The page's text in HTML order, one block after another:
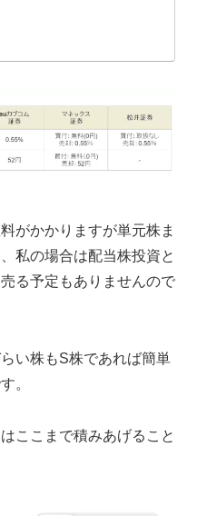
がかかりますが単元株ま
私の場合は配当株投資と
る予定もありませんので
い株もS株であれば簡単
。
ここまで積みあげること